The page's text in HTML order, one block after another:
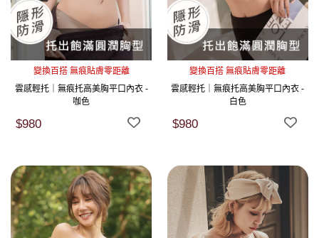
變換百搭 無痕貼膚零距離
雲感輕托｜無痕托高美胸平口內衣 -
咖色
$980
變換百搭 無痕貼膚零距離
雲感輕托｜無痕托高美胸平口內衣 -
白色
$980